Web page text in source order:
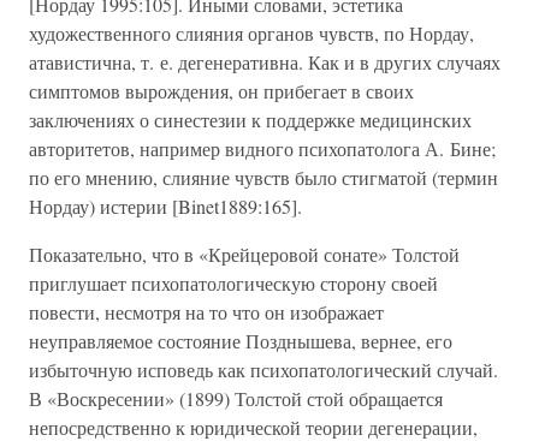
художественного слияния органов чувств, по Нордау,
атавистична, т. е. дегенеративна. Как и в других случаях
симптомов вырождения, он прибегает в своих
заключениях о синестезии к поддержке медицинских
авторитетов, например видного психопатолога А. Бине;
по его мнению, слияние чувств было стигматой (термин
Нордау) истерии [Binet1889:165].
Показательно, что в «Крейцеровой сонате» Толстой
приглушает психопатологическую сторону своей
повести, несмотря на то что он изображает
неуправляемое состояние Позднышева, вернее, его
избыточную исповедь как психопатологический случай.
В «Воскресении» (1899) Толстой стой обращается
непосредственно к юридической теории дегенерации,